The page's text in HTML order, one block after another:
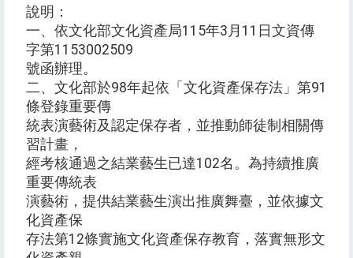
說明：
一、依文化部文化資產局115年3月11日文資傳
字第1153002509
號函辦理。
二、文化部於98年起依「文化資產保存法」第91
條登錄重要傳
統表演藝術及認定保存者，並推動師徒制相關傳
習計畫，
經考核通過之結業藝生已達102名。為持續推廣
重要傳統表
演藝術，提供結業藝生演出推廣舞臺，並依據文
化資產保
存法第12條實施文化資產保存教育，落實無形文